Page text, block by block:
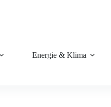
Energie & Klima